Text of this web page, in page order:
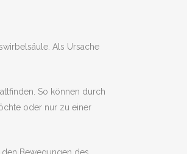
Als Ursache
So können durch
oder nur zu einer